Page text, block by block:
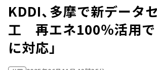
KDDI、多摩で新データ
工 再エネ100％活用で
に対応」